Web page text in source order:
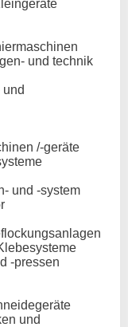
und technik
/-geräte
und -system
-pressen
und